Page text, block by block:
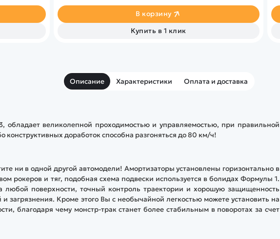
В корзину
Купить в 1 клик
Описание Характеристики Оплата и доставка
великолепной проходимостью и управляемостью, при правильной
конструктивных доработок способна разгоняться до 80 км/ч!
ни в одной другой автомодели! Амортизаторы установлены горизонтально в
рокеров и тяг, подобная схема подвески используется в болидах Формулы 1.
любой поверхности, точный контроль траектории и хорошую защищенность
загрязнения. Кроме этого Вы с необычайной легкостью можете установить на
благодаря чему монстр-трак станет более стабильным в поворотах за счет